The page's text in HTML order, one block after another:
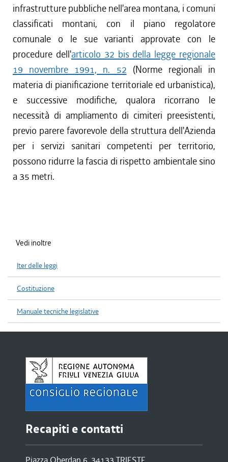
infrastrutture pubbliche nell'area montana, i comuni
classificati montani, con il piano regolatore
comunale o le sue varianti approvate con le
procedure dell'articolo 32 bis della legge regionale
19 novembre 1991, n. 52 (Norme regionali in
materia di pianificazione territoriale ed urbanistica),
e successive modifiche, qualora ricorrano le
necessità di ampliamento di cimiteri preesistenti,
previo parere favorevole della struttura dell'Azienda
per i servizi sanitari competenti per territorio,
possono ridurre la fascia di rispetto ambientale sino
a 35 metri.
Vedi inoltre
Iter delle leggi
Costituzione
Manuale tecniche legislative
Recapiti e contatti